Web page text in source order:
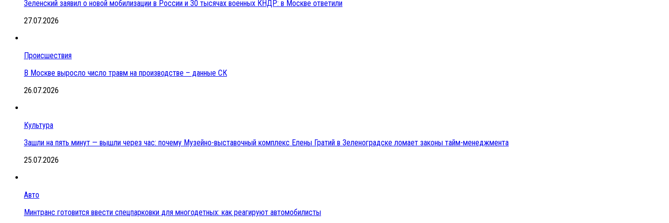
Зеленский заявил о новой мобилизации в России и 30 тысячах военных КНДР: в Москве ответили
27.07.2026
Происшествия
В Москве выросло число травм на производстве – данные СК
26.07.2026
Культура
Зашли на пять минут — вышли через час: почему Музейно-выставочный комплекс Елены Гратий в Зеленоградске ломает законы тайм-менеджмента
25.07.2026
Авто
Минтранс готовится ввести спецпарковки для многодетных: как реагируют автомобилисты